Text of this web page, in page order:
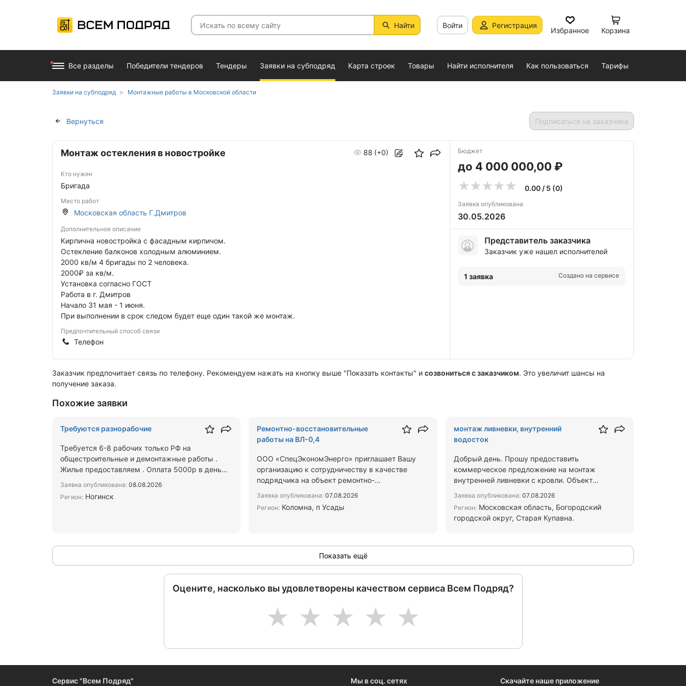
Найти Войти Регистрация
Избранное Корзина
Все разделы Победители тендеров Тендеры Заявки на субподряд Карта строек Товары Найти исполнителя Как пользоваться Тарифы
Заявки на субподряд Монтажные работы в Московской области
Вернуться Подписаться на заказчика
Монтаж остекления в новостройке 88 (+0)
Кто нужен
Бригада
Место работ
Московская область Г.Дмитров
Дополнительное описание
Кирпична новостройка с фасадным кирпичом.
Остекление балконов холодным алюминием.
2000 кв/м 4 бригады по 2 человека.
2000₽ за кв/м.
Установка согласно ГОСТ
Работа в г. Дмитров
Начало 31 мая - 1 июня.
При выполнении в срок следом будет еще один такой же монтаж.
Предпочтительный способ связи
Телефон
Бюджет
до 4 000 000,00 ₽
0.00 / 5 (0)
Заявка опубликована
30.05.2026
Представитель заказчика
Заказчик уже нашел исполнителей
1 заявка Создано на сервисе
Заказчик предпочитает связь по телефону. Рекомендуем нажать на кнопку выше "Показать контакты" и созвониться с заказчиком. Это увеличит шансы на
получение заказа.
Похожие заявки
Требуются разнорабочие
Требуется 6-8 рабочих только РФ на
общестроительные и демонтажные работы .
Жилье предоставляем . Оплата 5000р в день
Заявка опубликована: 08.08.2026
Регион: Ногинск
Ремонтно-восстановительные
работы на ВЛ-0,4
ООО «СпецЭкономЭнерго» приглашает Вашу
организацию к сотрудничеству в качестве
подрядчика на объект ремонтно-
Заявка опубликована: 07.08.2026
Регион: Коломна, п Усады
монтаж ливневки, внутренний
водосток
Добрый день. Прошу предоставить
коммерческое предложение на монтаж
внутренней ливневки с кровли. Объект
Заявка опубликована:07.08.2026
Регион:Московская область, Богородский
городской округ, Старая Купавна.
Показать ещё
Оцените, насколько вы удовлетворены качеством сервиса Всем Подряд?
5
4
3
2
1
Сервис "Всем Подряд" Мы в соц. сетях Скачайте наше приложение